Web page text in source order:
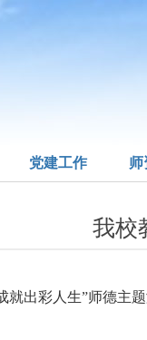
党建工作 师
我校
就出彩人生”师德主